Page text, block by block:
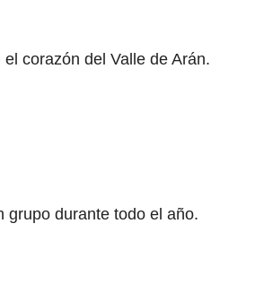
corazón del Valle de Arán.
grupo durante todo el año.